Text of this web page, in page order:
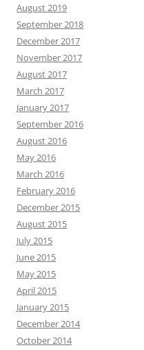
August 2019
September 2018
December 2017
November 2017
August 2017
March 2017
January 2017
September 2016
August 2016
May 2016
March 2016
February 2016
December 2015
August 2015
July 2015
June 2015
May 2015
April 2015
January 2015
December 2014
October 2014